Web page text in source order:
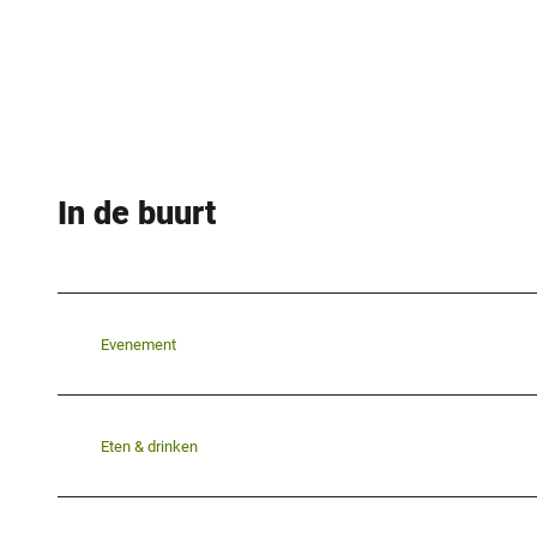
In de buurt
Evenement
Eten & drinken